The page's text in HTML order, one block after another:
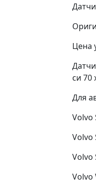
Цена
си 70
Для
Volvo
Volvo
Volvo
Volvo